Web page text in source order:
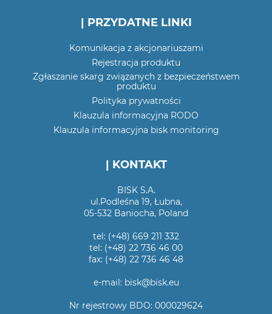
| PRZYDATNE LINKI
Komunikacja z akcjonariuszami
Rejestracja produktu
Zgłaszanie skarg związanych z bezpieczeństwem
produktu
Polityka prywatności
Klauzula informacyjna RODO
Klauzula informacyjna bisk monitoring
| KONTAKT
BISK S.A.
ul.Podleśna 19, Łubna,
05-532 Baniocha, Poland
tel: (+48) 669 211 332
tel: (+48) 22 736 46 00
fax: (+48) 22 736 46 48
e-mail: bisk@bisk.eu
Nr rejestrowy BDO: 000029624